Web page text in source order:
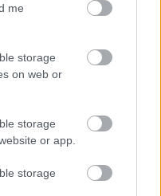
me
storage
on web or
storage
or app.
storage
az esti program nem
voltak ma a GSO
n?
éven felülieknek!
csak úgy, a mai napi